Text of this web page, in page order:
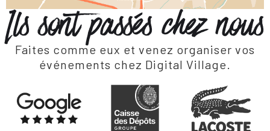
Ils sont passés chez nous
Faites comme eux et venez organiser vos
événements chez Digital Village.